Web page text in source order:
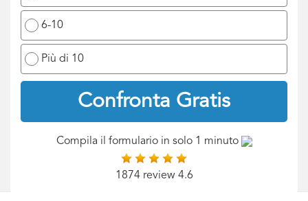
6-10
Più di 10
Confronta Gratis
Compila il formulario in solo 1 minuto
1874 review 4.6